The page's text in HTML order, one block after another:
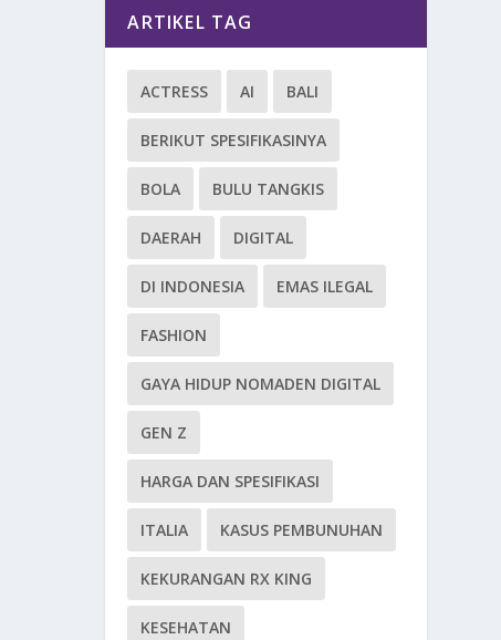
ARTIKEL TAG
ACTRESS AI BALI
BERIKUT SPESIFIKASINYA
BOLA BULU TANGKIS
DAERAH DIGITAL
DI INDONESIA EMAS ILEGAL
FASHION
GAYA HIDUP NOMADEN DIGITAL
GEN Z
HARGA DAN SPESIFIKASI
ITALIA KASUS PEMBUNUHAN
KEKURANGAN RX KING
KESEHATAN